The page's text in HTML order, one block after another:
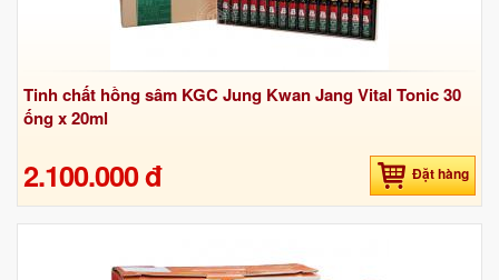
Tinh chất hồng sâm KGC Jung Kwan Jang Vital Tonic 30
ống x 20ml
2.100.000 đ Đặt hàng